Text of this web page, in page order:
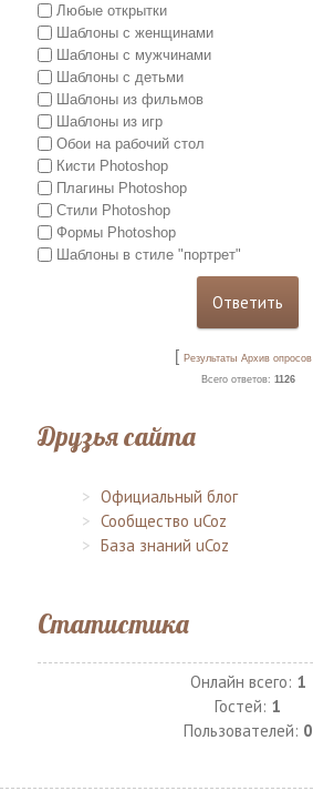
Любые открытки
Шаблоны с женщинами
Шаблоны с мужчинами
Шаблоны с детьми
Шаблоны из фильмов
Шаблоны из игр
Обои на рабочий стол
Кисти Photoshop
Плагины Photoshop
Стили Photoshop
Формы Photoshop
Шаблоны в стиле "портрет"
[ Результаты Архив опросов
Всего ответов: 1126
Друзья сайта
Официальный блог
Сообщество uCoz
База знаний uCoz
Статистика
Онлайн всего: 1
Гостей: 1
Пользователей: 0